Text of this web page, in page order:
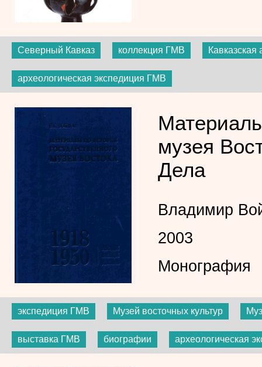
Северный Кавказ коллекция ГМВ
археологическая экспедиция ГМВ
музея
Дела
Владимир
2003
Монография
экспедиция ГМВ Музей восточных культур
выставка ГМВ биографии археологическая